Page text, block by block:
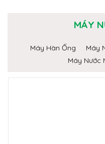
MÁY
Máy Hàn Ống
Máy
Máy Nước